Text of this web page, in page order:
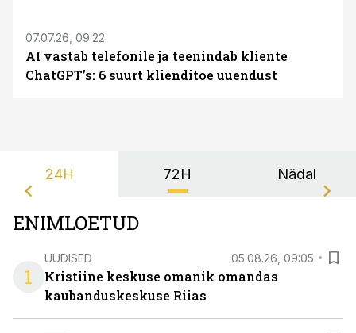
07.07.26, 09:22
AI vastab telefonile ja teenindab kliente
ChatGPT’s: 6 suurt klienditoe uuendust
24H 72H Nädal
ENIMLOETUD
1
UUDISED 05.08.26, 09:05
Kristiine keskuse omanik omandas
kaubanduskeskuse Riias